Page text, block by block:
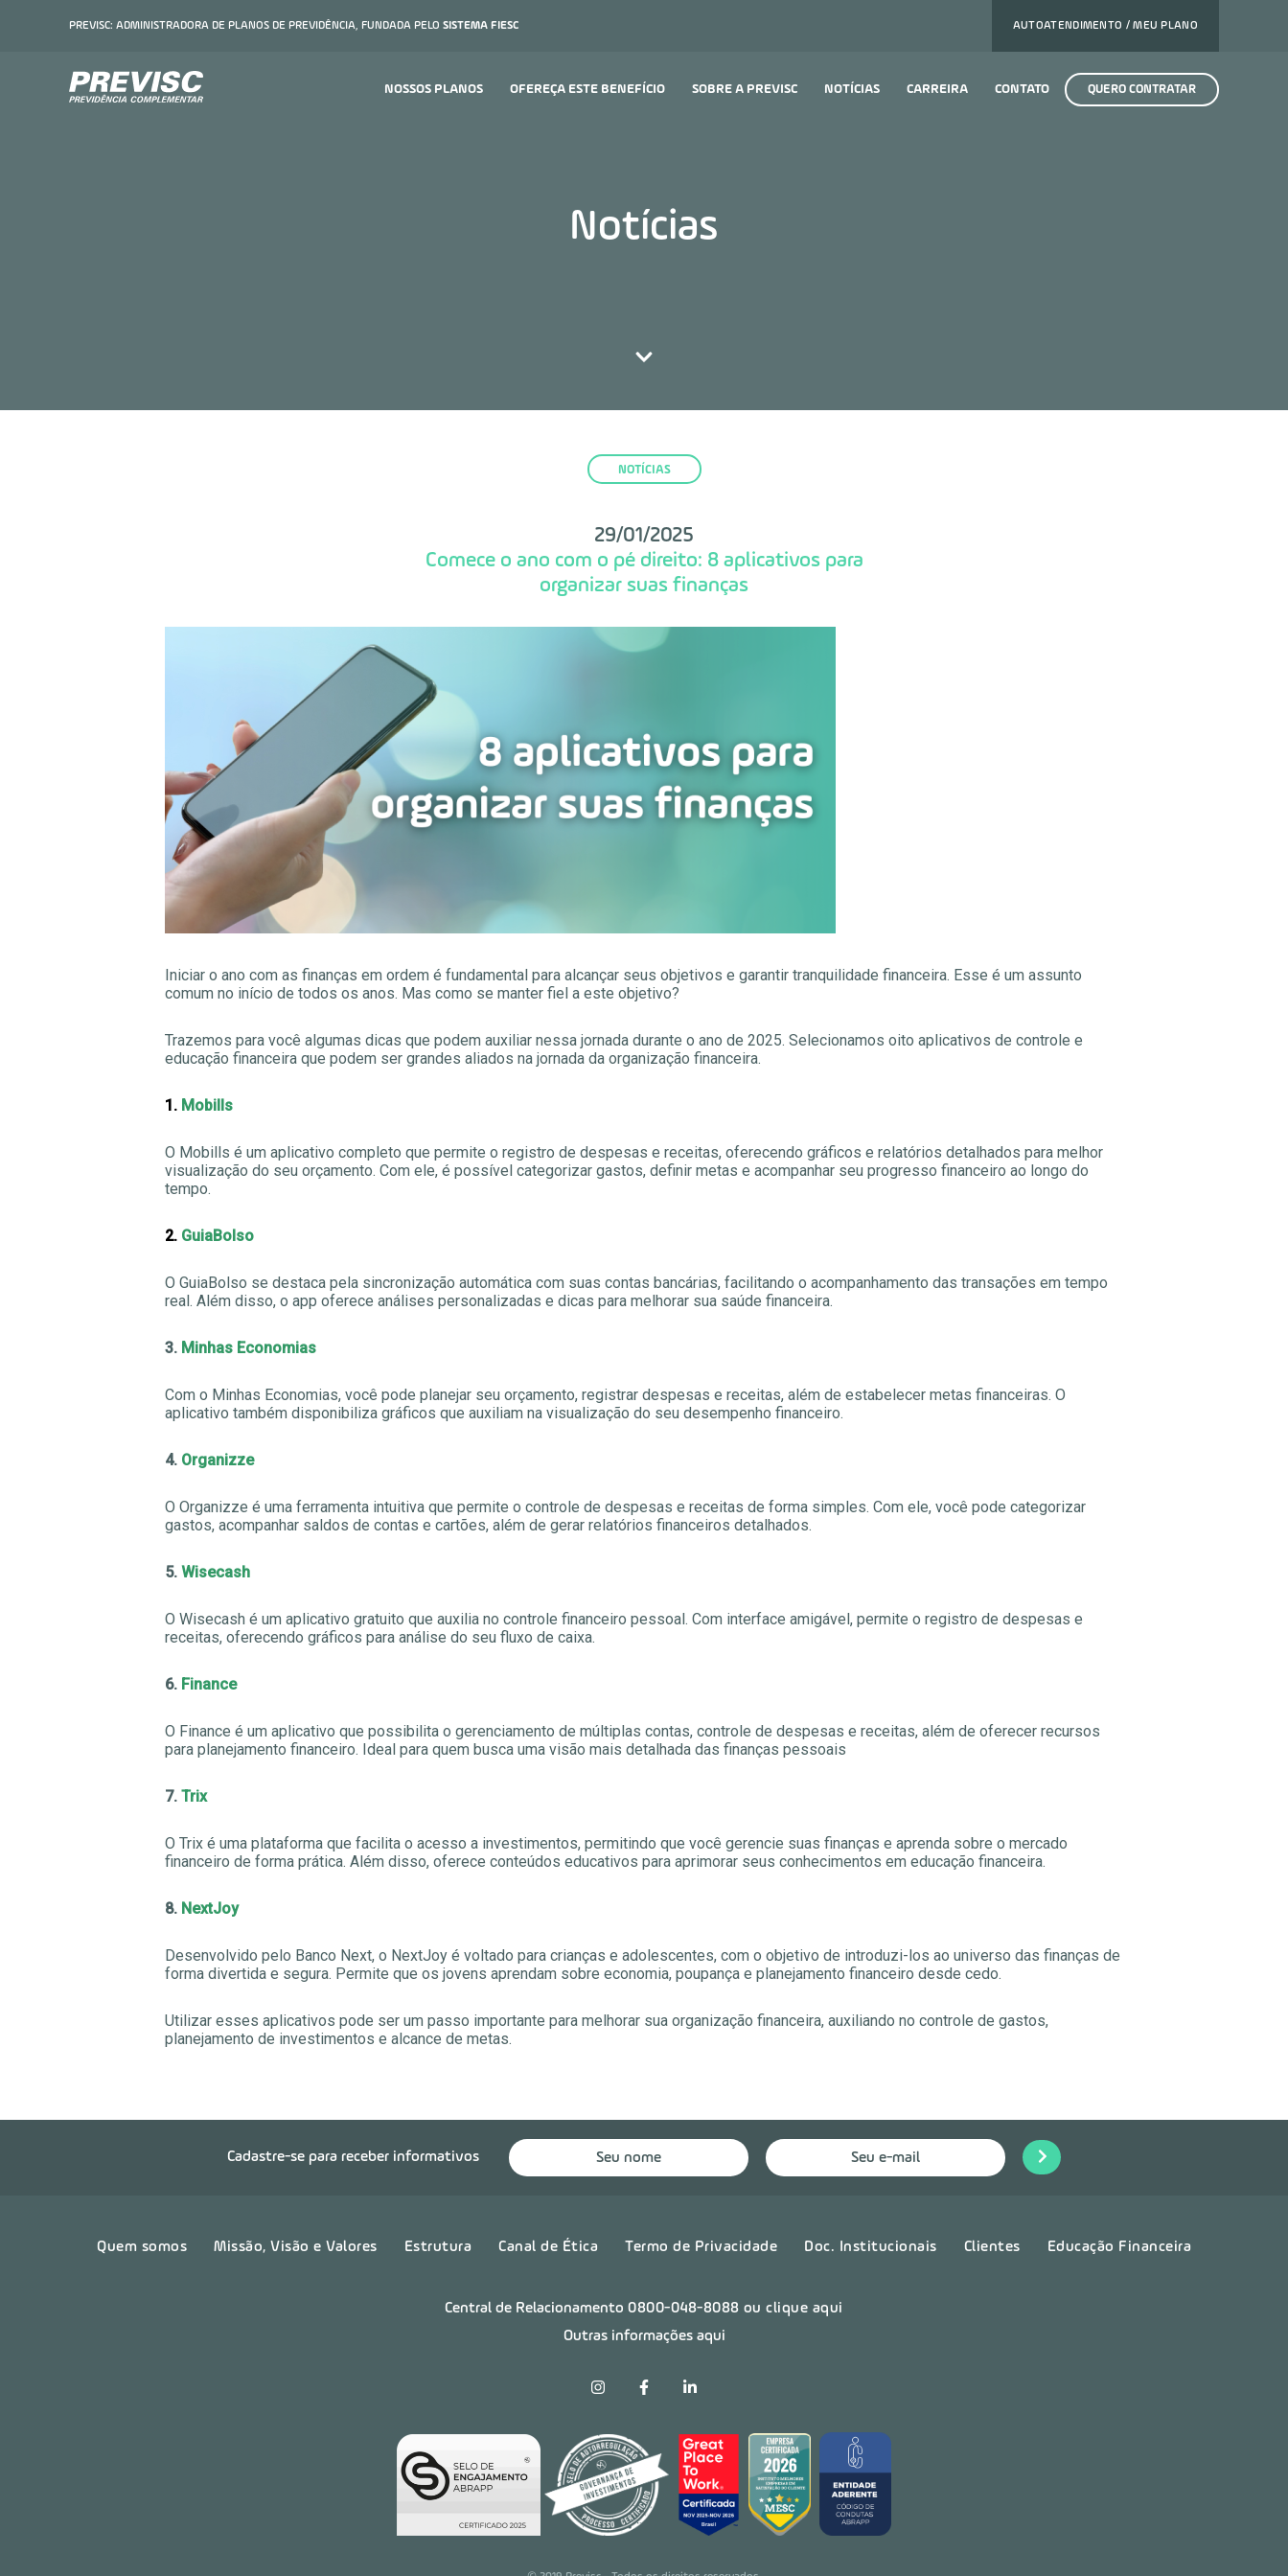
PREVISC: ADMINISTRADORA DE PLANOS DE PREVIDÊNCIA, FUNDADA PELO SISTEMA FIESC AUTOATENDIMENTO / MEU PLANO
NOSSOS PLANOS OFEREÇA ESTE BENEFÍCIO SOBRE A PREVISC NOTÍCIAS CARREIRA CONTATO QUERO CONTRATAR
Notícias
NOTÍCIAS
29/01/2025
Comece o ano com o pé direito: 8 aplicativos para
organizar suas finanças
Iniciar o ano com as finanças em ordem é fundamental para alcançar seus objetivos e garantir tranquilidade financeira. Esse é um assunto
comum no início de todos os anos. Mas como se manter fiel a este objetivo?
Trazemos para você algumas dicas que podem auxiliar nessa jornada durante o ano de 2025. Selecionamos oito aplicativos de controle e
educação financeira que podem ser grandes aliados na jornada da organização financeira.
1. Mobills
O Mobills é um aplicativo completo que permite o registro de despesas e receitas, oferecendo gráficos e relatórios detalhados para melhor
visualização do seu orçamento. Com ele, é possível categorizar gastos, definir metas e acompanhar seu progresso financeiro ao longo do
tempo.
2. GuiaBolso
O GuiaBolso se destaca pela sincronização automática com suas contas bancárias, facilitando o acompanhamento das transações em tempo
real. Além disso, o app oferece análises personalizadas e dicas para melhorar sua saúde financeira.
3. Minhas Economias
Com o Minhas Economias, você pode planejar seu orçamento, registrar despesas e receitas, além de estabelecer metas financeiras. O
aplicativo também disponibiliza gráficos que auxiliam na visualização do seu desempenho financeiro.
4. Organizze
O Organizze é uma ferramenta intuitiva que permite o controle de despesas e receitas de forma simples. Com ele, você pode categorizar
gastos, acompanhar saldos de contas e cartões, além de gerar relatórios financeiros detalhados.
5. Wisecash
O Wisecash é um aplicativo gratuito que auxilia no controle financeiro pessoal. Com interface amigável, permite o registro de despesas e
receitas, oferecendo gráficos para análise do seu fluxo de caixa.
6. Finance
O Finance é um aplicativo que possibilita o gerenciamento de múltiplas contas, controle de despesas e receitas, além de oferecer recursos
para planejamento financeiro. Ideal para quem busca uma visão mais detalhada das finanças pessoais
7. Trix
O Trix é uma plataforma que facilita o acesso a investimentos, permitindo que você gerencie suas finanças e aprenda sobre o mercado
financeiro de forma prática. Além disso, oferece conteúdos educativos para aprimorar seus conhecimentos em educação financeira.
8. NextJoy
Desenvolvido pelo Banco Next, o NextJoy é voltado para crianças e adolescentes, com o objetivo de introduzi-los ao universo das finanças de
forma divertida e segura. Permite que os jovens aprendam sobre economia, poupança e planejamento financeiro desde cedo.
Utilizar esses aplicativos pode ser um passo importante para melhorar sua organização financeira, auxiliando no controle de gastos,
planejamento de investimentos e alcance de metas.
Cadastre-se para receber informativos
Quem somos Missão, Visão e Valores Estrutura Canal de Ética Termo de Privacidade Doc. Institucionais Clientes Educação Financeira
Central de Relacionamento0800-048-8088 ou clique aqui
Outras informações aqui